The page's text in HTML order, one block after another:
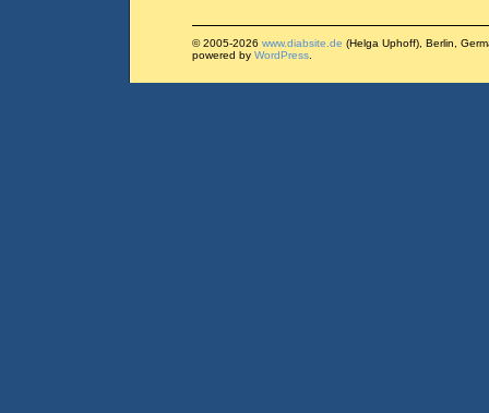
© 2005-2026 www.diabsite.de (Helga Uphoff), Berlin,
powered by WordPress.